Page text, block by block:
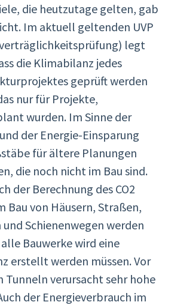
die heutzutage gelten, gab
Im aktuell geltenden UVP
legt
die Klimabilanz jedes
geprüft werden
nur für Projekte,
wurden. Im Sinne der
der Energie-Einsparung
für ältere Planungen
die noch nicht im Bau sind.
der Berechnung des CO2
Bau von Häusern, Straßen,
Schienenwegen werden
Bauwerke wird eine
erstellt werden müssen. Vor
Tunneln verursacht sehr hohe
der Energieverbrauch im